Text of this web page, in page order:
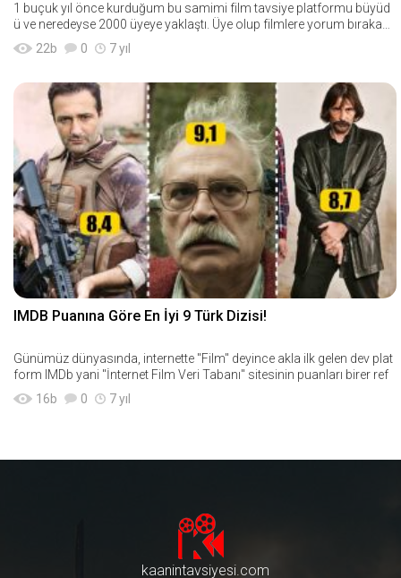
1 buçuk yıl önce kurduğum bu samimi film tavsiye platformu büyüd
ü ve neredeyse 2000 üyeye yaklaştı. Üye olup filmlere yorum bırakan,
kendi prof
22b 0 7 yıl
IMDB Puanına Göre En İyi 9 Türk Dizisi!
Günümüz dünyasında, internette "Film" deyince akla ilk gelen dev plat
form IMDb yani "İnternet Film Veri Tabanı" sitesinin puanları birer ref
16b 0 7 yıl
kaanintavsiyesi.com